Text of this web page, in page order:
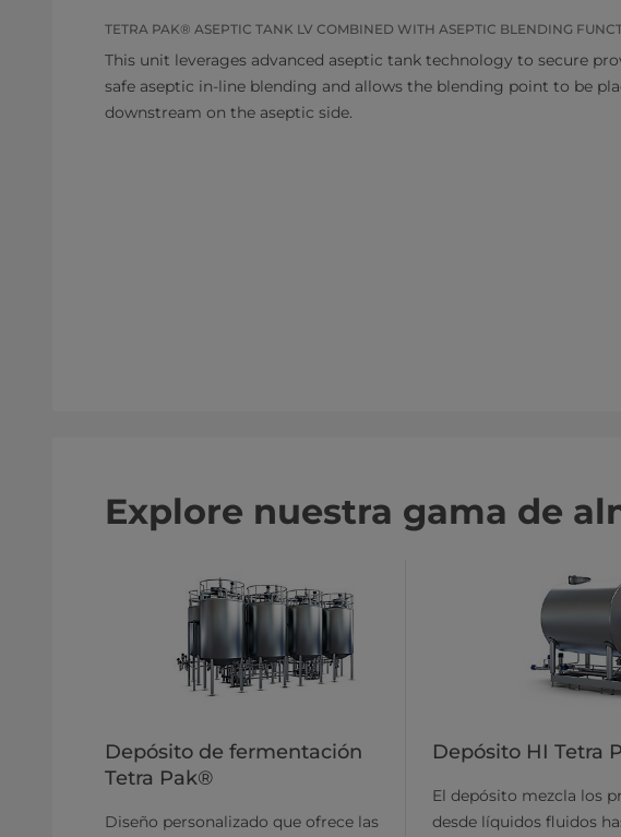
TETRA PAK® ASEPTIC TANK LV COMBINED WITH ASEPTIC BLENDING
This unit leverages advanced aseptic tank technology to secure
safe aseptic in-line blending and allows the blending point to be
downstream on the aseptic side.
Explore nuestra gama de
Depósito de fermentación
Tetra Pak®
Diseño personalizado que ofrece las
Depósito HI Tetra
El depósito mezcla los
desde líquidos fluidos